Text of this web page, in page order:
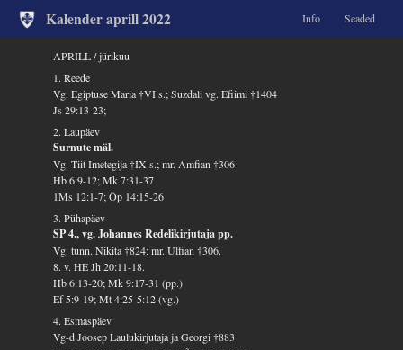
Kalender aprill 2022 Info Seaded
APRILL / jürikuu
1. Reede
Vg. Egiptuse Maria †VI s.; Suzdali vg. Efiimi †1404
Js 29:13-23;
2. Laupäev
Surnute mäl.
Vg. Tiit Imetegija †IX s.; mr. Amfian †306
Hb 6:9-12; Mk 7:31-37
1Ms 12:1-7; Õp 14:15-26
3. Pühapäev
SP 4., vg. Johannes Redelikirjutaja pp.
Vg. tunn. Nikita †824; mr. Ulfian †306.
8. v. HE Jh 20:11-18.
Hb 6:13-20; Mk 9:17-31 (pp.)
Ef 5:9-19; Mt 4:25-5:12 (vg.)
4. Esmaspäev
Vg-d Joosep Laulukirjutaja ja Georgi †883